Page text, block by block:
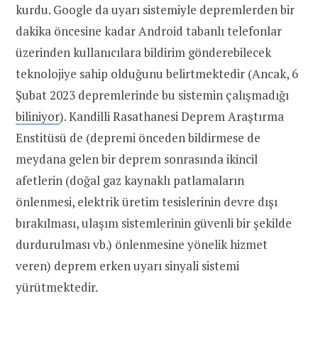
kurdu. Google da uyarı sistemiyle depremlerden bir
dakika öncesine kadar Android tabanlı telefonlar
üzerinden kullanıcılara bildirim gönderebilecek
teknolojiye sahip olduğunu belirtmektedir (Ancak, 6
Şubat 2023 depremlerinde bu sistemin çalışmadığı
biliniyor). Kandilli Rasathanesi Deprem Araştırma
Enstitüsü de (depremi önceden bildirmese de
meydana gelen bir deprem sonrasında ikincil
afetlerin (doğal gaz kaynaklı patlamaların
önlenmesi, elektrik üretim tesislerinin devre dışı
bırakılması, ulaşım sistemlerinin güvenli bir şekilde
durdurulması vb.) önlenmesine yönelik hizmet
veren) deprem erken uyarı sinyali sistemi
yürütmektedir.